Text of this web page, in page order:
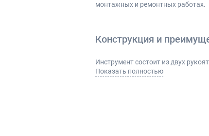
монтажных и ремонтных работах.
Конструкция и
Инструмент состоит из двух
механизм позволяет
Показать полностью